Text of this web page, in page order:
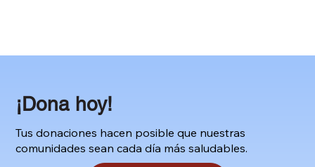
​¡Dona hoy!
​Tus donaciones hacen posible que nuestras
comunidades sean cada día más saludables.